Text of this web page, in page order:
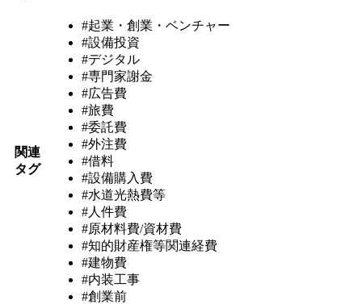
関連
タグ
#起業・創業・ベンチャー
#設備投資
#デジタル
#専門家謝金
#広告費
#旅費
#委託費
#外注費
#借料
#設備購入費
#水道光熱費等
#人件費
#原材料費/資材費
#知的財産権等関連経費
#建物費
#内装工事
#創業前